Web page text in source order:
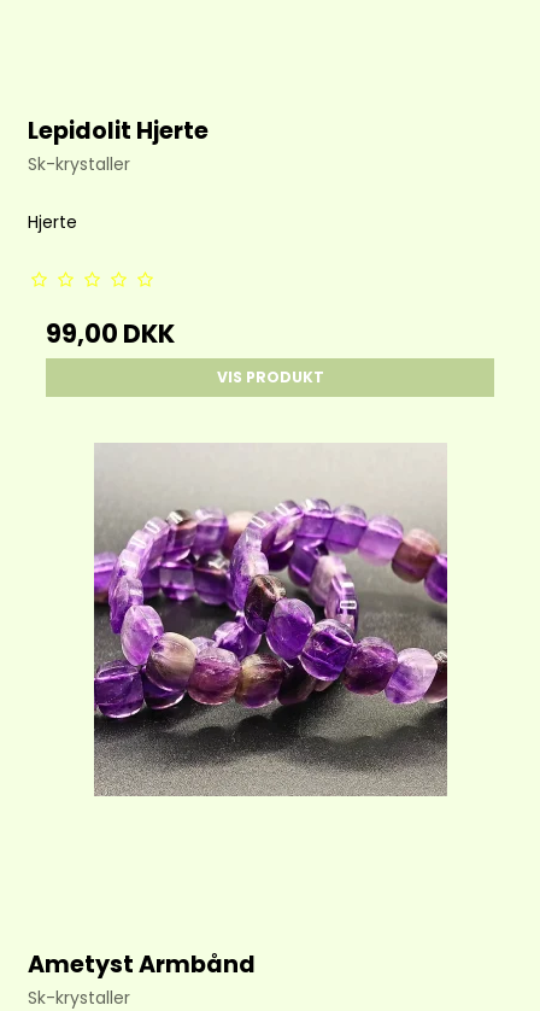
Lepidolit Hjerte
Sk-krystaller
Hjerte
99,00 DKK
VIS PRODUKT
Ametyst Armbånd
Sk-krystaller